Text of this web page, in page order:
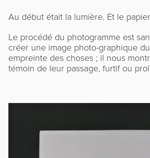
Au début était la lumière. Et le
Le procédé du photogramme est
créer une image photo-graphique
empreinte des choses ; il nous
témoin de leur passage, furtif ou